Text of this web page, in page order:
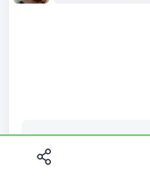
lain a écrit :